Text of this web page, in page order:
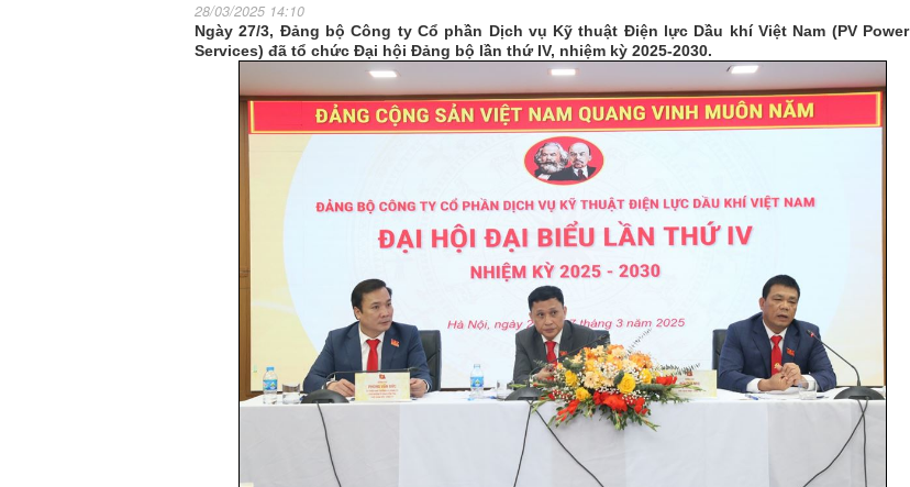
28/03/2025 14:10
Ngày 27/3, Đảng bộ Công ty Cổ phần Dịch vụ Kỹ thuật Điện lực Dầu khí Việt Nam (PV Power
Services) đã tổ chức Đại hội Đảng bộ lần thứ IV, nhiệm kỳ 2025-2030.